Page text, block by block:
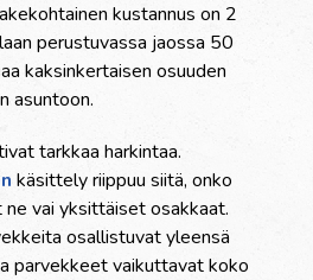
kustannus on 2
perustuvassa jaossa 50
kaksinkertaisen osuuden
asuntoon.
tarkkaa harkintaa.
käsittely riippuu siitä, onko
vai yksittäiset osakkaat.
osallistuvat yleensä
parvekkeet vaikuttavat koko